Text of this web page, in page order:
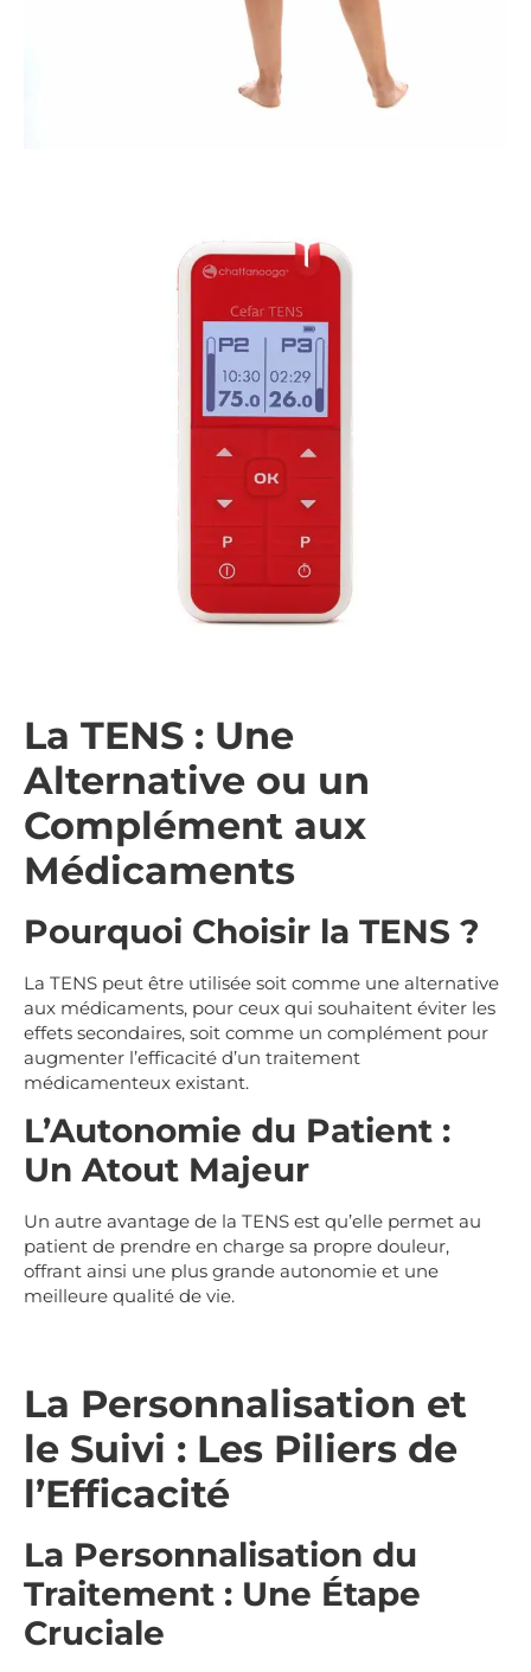
La TENS : Une
Alternative ou un
Complément aux
Médicaments
Pourquoi Choisir la TENS ?
La TENS peut être utilisée soit comme une alternative
aux médicaments, pour ceux qui souhaitent éviter les
effets secondaires, soit comme un complément pour
augmenter l’efficacité d’un traitement
médicamenteux existant.
L’Autonomie du Patient :
Un Atout Majeur
Un autre avantage de la TENS est qu’elle permet au
patient de prendre en charge sa propre douleur,
offrant ainsi une plus grande autonomie et une
meilleure qualité de vie.
La Personnalisation et
le Suivi : Les Piliers de
l’Efficacité
La Personnalisation du
Traitement : Une Étape
Cruciale